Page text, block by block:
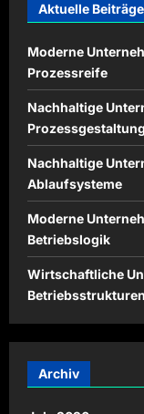
Aktuelle Beiträge
Moderne
Prozessreife
Nachhaltige
Prozessgestaltung
Nachhaltige
Ablaufsysteme
Moderne
Betriebslogik
Wirtschaftliche
Betriebsstrukturen
Archiv